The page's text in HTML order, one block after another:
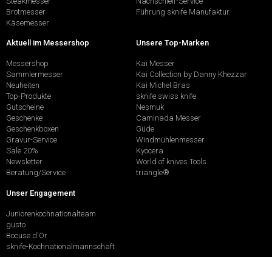
Brotmesser
Käsemesser
Führung sknife Manufaktur
Aktuell im Messershop
Messershop
Sammlermesser
Neuheiten
Top-Produkte
Gutscheine
Geschenke
Geschenkboxen
Gravur-Service
Sale 20%
Newsletter
Beratung/Service
Unsere Top-Marken
Kai Messer
Kai Collection by Danny Khezzar
Kai Michel Bras
sknife swiss knife
Nesmuk
Caminada Messer
Güde
Windmühlenmesser
Kyocera
World of knives Tools
triangle®
Unser Engagement
Juniorenkochnationalteam
gusto
Bocuse d'Or
sknife-Kochnationalmannschaft